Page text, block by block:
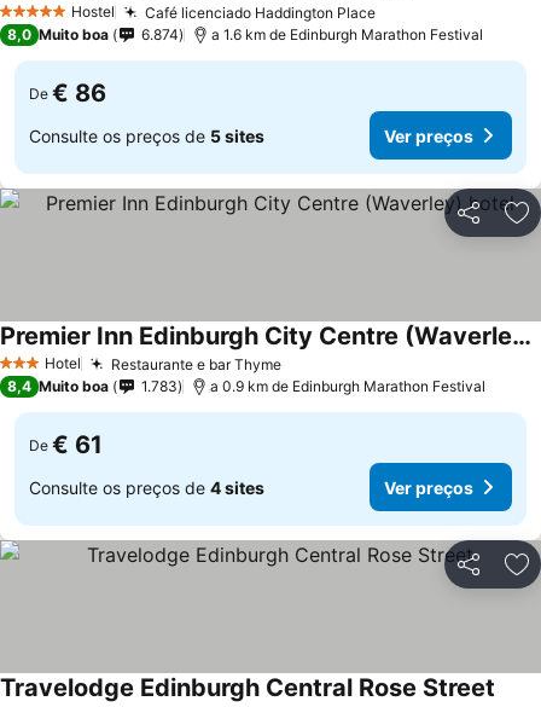
5 Estrelas Hostel Café licenciado Haddington Place
8,0 Muito boa 6.874 a 1.6 km de Edinburgh Marathon Festival
De € 86
Consulte os preços de 5 sites Ver preços
Partilhar
3 EstrelasHotel Restaurante e bar Thyme
Premier Inn Edinburgh City Centre (Waverley) hotel
8,4 Muito boa 1.783 a 0.9 km de Edinburgh Marathon Festival
De € 61
Consulte os preços de 4 sites Ver preços
Partilhar
Travelodge Edinburgh Central Rose Street